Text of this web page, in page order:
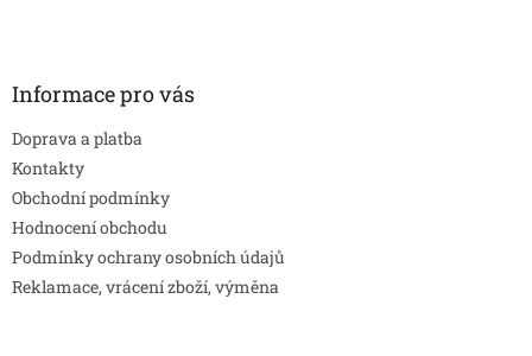
Informace pro vás
Doprava a platba
Kontakty
Obchodní podmínky
Hodnocení obchodu
Podmínky ochrany osobních údajů
Reklamace, vrácení zboží, výměna